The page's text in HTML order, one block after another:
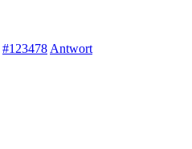
#123478 Antwort